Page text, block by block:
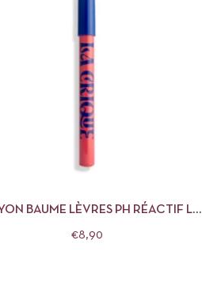
BAUME LÈVRES PH RÉACTIF LA
€8,90